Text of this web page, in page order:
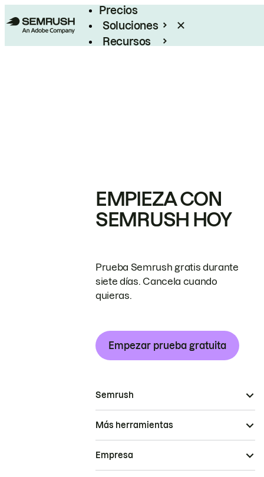
Precios
Soluciones
Recursos
EMPIEZA CON
SEMRUSH HOY
Prueba Semrush gratis durante
siete días. Cancela cuando
quieras.
Empezar prueba gratuita
Semrush
Más herramientas
Empresa